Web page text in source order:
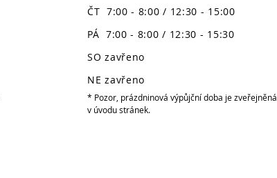
ČT 7:00 - 8:00 / 12:30 - 15:00
PÁ 7:00 - 8:00 / 12:30 - 15:30
SO zavřeno
NE zavřeno
* Pozor, prázdninová výpůjční doba je zveřejněná
v úvodu stránek.